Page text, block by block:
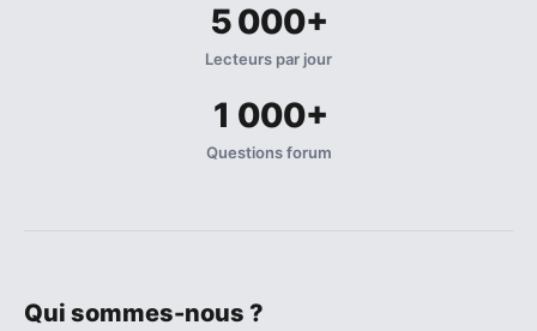
5 000+
Lecteurs par jour
1 000+
Questions forum
Qui sommes-nous ?